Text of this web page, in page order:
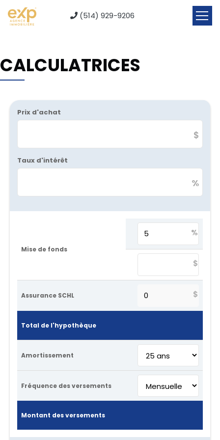
(514) 929-9206
CALCULATRICES
Prix d'achat
$
Taux d'intérêt
%
Mise de fonds
%
$
Assurance SCHL $
Total de l'hypothèque
Amortissement
Fréquence des versements
Montant des versements